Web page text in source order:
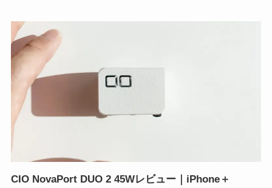
CIO NovaPort DUO 2 45Wレビュー｜iPhone＋